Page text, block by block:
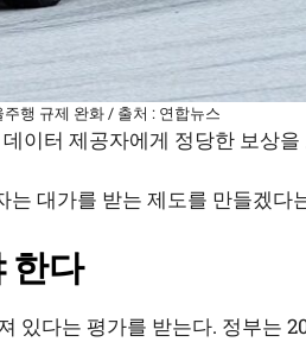
주행 규제 완화 / 출처 : 연합뉴스
이터 제공자에게 정당한 보상
대가를 받는 제도를 만들겠다
한다
있다는 평가를 받는다. 정부는